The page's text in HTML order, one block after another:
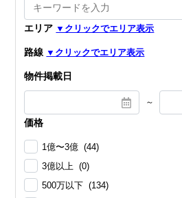
エリア
路線
物件掲載日
～
価格
1億〜3億 (44)
3億以上 (0)
500万以下 (134)